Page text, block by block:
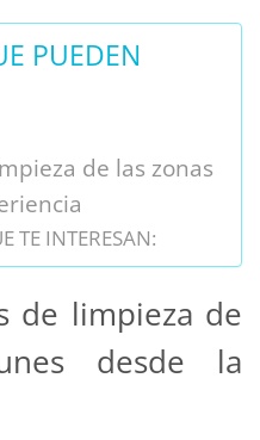
PUEDEN
de las zonas
TE INTERESAN:
de limpieza de
desde la